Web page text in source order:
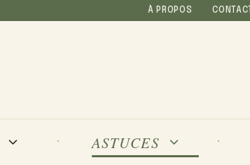
À PROPOS CONTACT
ASTUCES